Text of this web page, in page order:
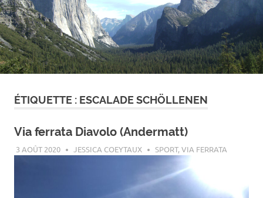
ÉTIQUETTE : ESCALADE SCHÖLLENEN
Via ferrata Diavolo (Andermatt)
3 AOÛT 2020 JESSICA COEYTAUX SPORT,VIA FERRATA